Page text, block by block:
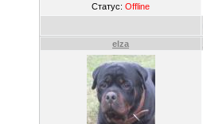
Статус: Offline
elza